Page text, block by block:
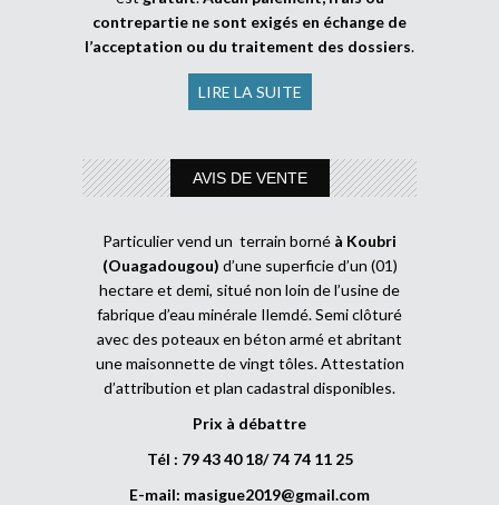
contrepartie ne sont exigés en échange de
l’acceptation ou du traitement des dossiers.
LIRE LA SUITE
AVIS DE VENTE
Particulier vend un terrain borné à Koubri
(Ouagadougou) d’une superficie d’un (01)
hectare et demi, situé non loin de l’usine de
fabrique d’eau minérale Ilemdé. Semi clôturé
avec des poteaux en béton armé et abritant
une maisonnette de vingt tôles. Attestation
d’attribution et plan cadastral disponibles.
Prix à débattre
Tél : 79 43 40 18/ 74 74 11 25
E-mail: masigue2019@gmail.com